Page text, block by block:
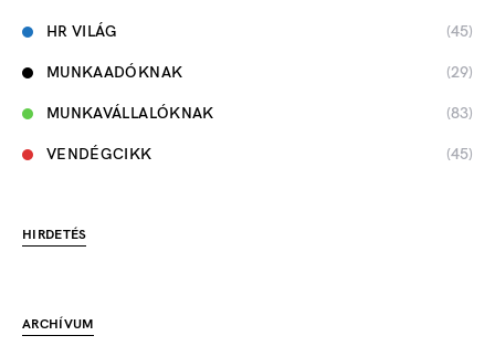
HR VILÁG (45)
MUNKAADÓKNAK (29)
MUNKAVÁLLALÓKNAK (83)
VENDÉGCIKK (45)
HIRDETÉS
ARCHÍVUM